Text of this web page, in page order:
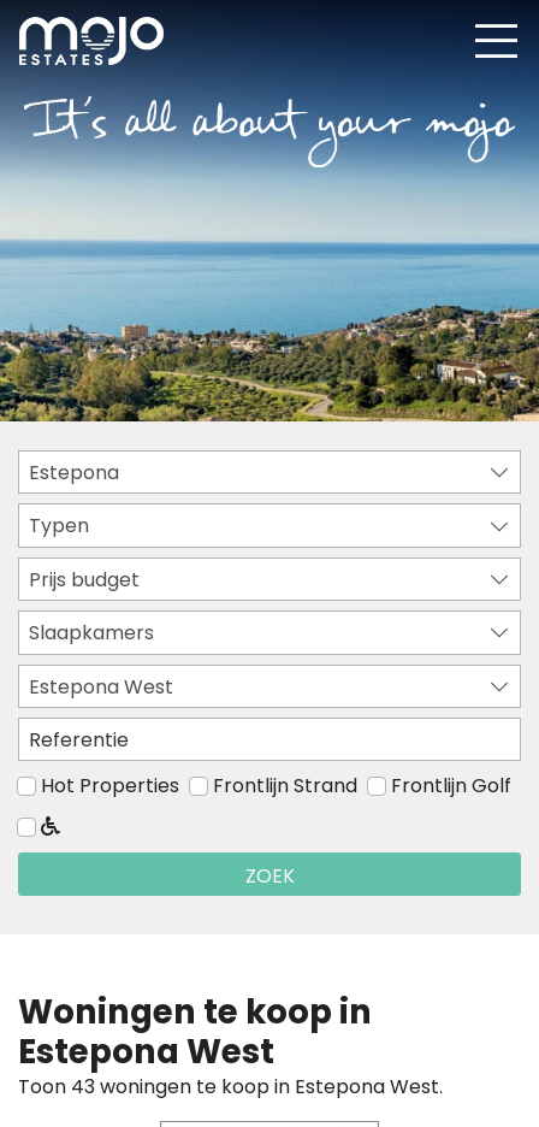
Estepona
Typen
Prijs budget
Slaapkamers
Estepona West
Hot Properties Frontlijn Strand Frontlijn Golf
ZOEK
Woningen te koop in
Estepona West
Toon 43 woningen te koop in Estepona West.